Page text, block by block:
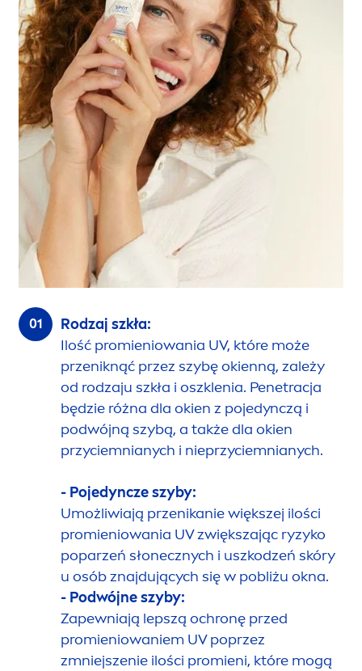
Rodzaj szkła:
Ilość promieniowania UV, które może
przeniknąć przez szybę okienną, zależy
od rodzaju szkła i oszklenia. Penetracja
będzie różna dla okien z pojedynczą i
podwójną szybą, a także dla okien
przyciemnianych i nieprzyciemnianych.
- Pojedyncze szyby:
Umożliwiają przenikanie większej ilości
promieniowania UV zwiększając ryzyko
poparzeń słonecznych i uszkodzeń skóry
u osób znajdujących się w pobliżu okna.
- Podwójne szyby:
Zapewniają lepszą ochronę przed
promieniowaniem UV poprzez
zmniejszenie ilości promieni, które mogą